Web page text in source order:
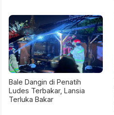
Bale Dangin di Penatih
Ludes Terbakar, Lansia
Terluka Bakar